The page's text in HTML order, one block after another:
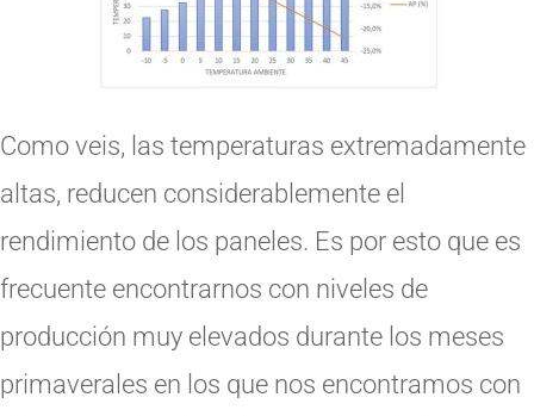
Como veis, las temperaturas extremadamente
altas, reducen considerablemente el
rendimiento de los paneles. Es por esto que es
frecuente encontrarnos con niveles de
producción muy elevados durante los meses
primaverales en los que nos encontramos con